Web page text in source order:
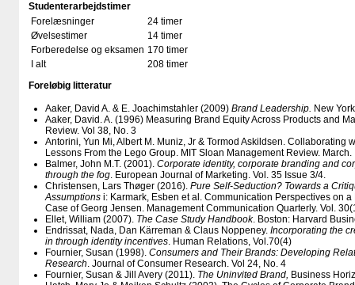
Studenterarbejdstimer
Forelæsninger
24 timer
Øvelsestimer
14 timer
Forberedelse og eksamen 170 timer
I alt
208 timer
Foreløbig litteratur
Aaker, David A. & E. Joachimstahler (2009) Brand Leadership. New
Aaker, David. A. (1996) Measuring Brand Equity Across Products and
Review. Vol 38, No. 3
Antorini, Yun Mi, Albert M. Muniz, Jr & Tormod Askildsen. Collaborating
Lessons From the Lego Group. MIT Sloan Management Review. March.
Balmer, John M.T. (2001). Corporate identity, corporate branding and
through the fog. European Journal of Marketing. Vol. 35 Issue 3/4.
Christensen, Lars Thøger (2016). Pure Self-Seduction? Towards a
Assumptions i: Karmark, Esben et al. Communication Perspectives on
Case of Georg Jensen. Management Communication Quarterly. Vol.
Ellet, William (2007). The Case Study Handbook. Boston: Harvard
Endrissat, Nada, Dan Kärreman & Claus Noppeney. Incorporating the
in through identity incentives. Human Relations, Vol.70(4)
Fournier, Susan (1998). Consumers and Their Brands: Developing
Research. Journal of Consumer Research. Vol 24, No. 4
Fournier, Susan & Jill Avery (2011). The Uninvited Brand, Business